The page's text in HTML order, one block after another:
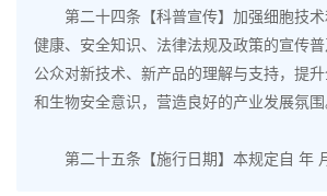
第二十四条【科普宣传】加强细胞技术
健康、安全知识、法律法规及政策的宣传
公众对新技术、新产品的理解与支持，提
和生物安全意识，营造良好的产业发展氛围
第二十五条【施行日期】本规定自 年 月